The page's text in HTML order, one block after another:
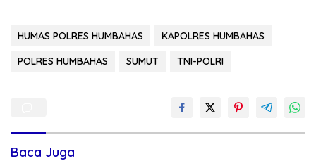
HUMAS POLRES HUMBAHAS
KAPOLRES HUMBAHAS
POLRES HUMBAHAS
SUMUT TNI-POLRI
Baca Juga